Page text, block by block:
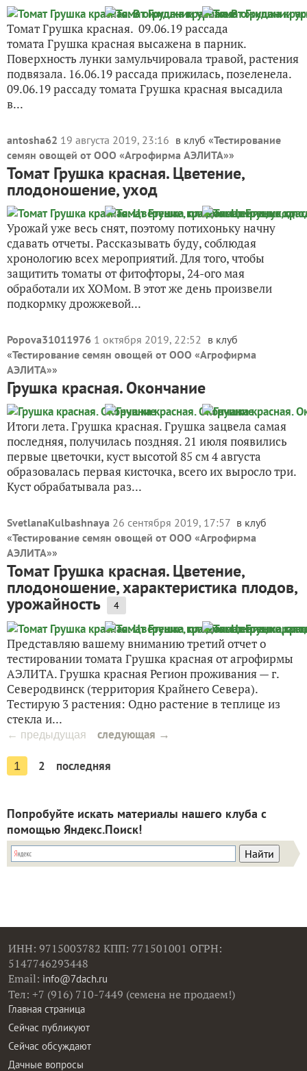
Томат Грушка красная. 09.06.19 рассада
томата Грушка красная высажена в парник.
Поверхность лунки замульчировала травой, растения
подвязала. 16.06.19 рассада прижилась, позеленела.
09.06.19 рассаду томата Грушка красная высадила
в...
antosha62 19 августа 2019, 23:16 в клуб «Тестирование
семян овощей от ООО «Агрофирма АЭЛИТА»»
Томат Грушка красная. Цветение,
плодоношение, уход
Урожай уже весь снят, поэтому потихоньку начну
сдавать отчеты. Рассказывать буду, соблюдая
хронологию всех мероприятий. Для того, чтобы
защитить томаты от фитофторы, 24-ого мая
обработали их ХОМом. В этот же день произвели
подкормку дрожжевой...
Popova31011976 1 октября 2019, 22:52 в клуб
«Тестирование семян овощей от ООО «Агрофирма
АЭЛИТА»»
Грушка красная. Окончание
Итоги лета. Грушка красная. Грушка зацвела самая
последняя, получилась поздняя. 21 июля появились
первые цветочки, куст высотой 85 см 4 августа
образовалась первая кисточка, всего их выросло три.
Куст обрабатывала раз...
SvetlanaKulbashnaya 26 сентября 2019, 17:57 в клуб
«Тестирование семян овощей от ООО «Агрофирма
АЭЛИТА»»
Томат Грушка красная. Цветение,
плодоношение, характеристика плодов,
урожайность 4
Представляю вашему вниманию третий отчет о
тестировании томата Грушка красная от агрофирмы
АЭЛИТА. Грушка красная Регион проживания — г.
Северодвинск (территория Крайнего Севера).
Тестирую 3 растения: Одно растение в теплице из
стекла и...
← предыдущая следующая →
1 2 последняя
Попробуйте искать материалы нашего клуба с
помощью Яндекс.Поиск!
ИНН: 9715003782 КПП: 771501001 ОГРН:
5147746293448
Email: info@7dach.ru
Тел: +7 (916) 710-7449 (семена не продаем!)
Главная страница
Сейчас публикуют
Сейчас обсуждают
Дачные вопросы